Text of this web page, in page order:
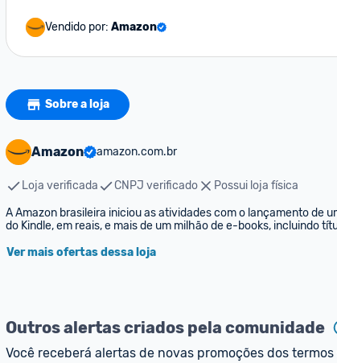
Vendido por: Amazon
Sobre a loja
Amazon amazon.com.br
Loja verificada CNPJ verificado
Possui loja física
A Amazon brasileira iniciou as atividades com o lançamento de
do Kindle, em reais, e mais de um milhão de e-books, incluindo
Ver mais ofertas dessa loja
Outros alertas criados pela comunidade
Você receberá alertas de novas promoções dos